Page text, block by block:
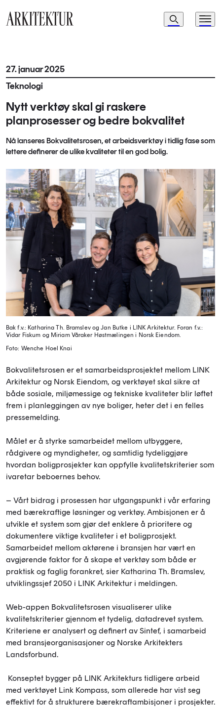
Navigasjon
Søk Meny
27. januar 2025
Teknologi
Nytt verktøy skal gi raskere
planprosesser og bedre bokvalitet
Nå lanseres Bokvalitetsrosen, et arbeidsverktøy i tidlig fase som
lettere definerer de ulike kvaliteter til en god bolig.
Bak f.v.: Katharina Th. Bramslev og Jan Butke i LINK Arkitektur. Foran f.v.:
Vidar Fiskum og Miriam Våraker Høstmælingen i Norsk Eiendom.
Foto: Wenche Hoel Knai
Bokvalitetsrosen er et samarbeidsprosjektet mellom LINK
Arkitektur og Norsk Eiendom, og verktøyet skal sikre at
både sosiale, miljømessige og tekniske kvaliteter blir løftet
frem i planleggingen av nye boliger, heter det i en felles
pressemelding.
Målet er å styrke samarbeidet mellom utbyggere,
rådgivere og myndigheter, og samtidig tydeliggjøre
hvordan boligprosjekter kan oppfylle kvalitetskriterier som
ivaretar beboernes behov.
– Vårt bidrag i prosessen har utgangspunkt i vår erfaring
med bærekraftige løsninger og verktøy. Ambisjonen er å
utvikle et system som gjør det enklere å prioritere og
dokumentere viktige kvaliteter i et boligprosjekt.
Samarbeidet mellom aktørene i bransjen har vært en
avgjørende faktor for å skape et verktøy som både er
praktisk og faglig forankret, sier Katharina Th. Bramslev,
utviklingssjef 2050 i LINK Arkitektur i meldingen.
Web-appen Bokvalitetsrosen visualiserer ulike
kvalitetskriterier gjennom et tydelig, datadrevet system.
Kriteriene er analysert og definert av Sintef, i samarbeid
med bransjeorganisasjoner og Norske Arkitekters
Landsforbund.
Konseptet bygger på LINK Arkitekturs tidligere arbeid
med verktøyet Link Kompass, som allerede har vist seg
effektivt for å strukturere bærekraftambisjoner i prosjekter.